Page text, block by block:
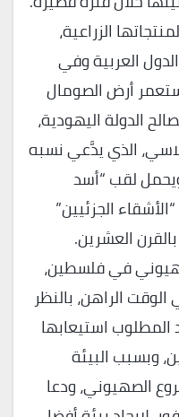
الزراعية،
العربية وفي
أرض الصومال
الدولة اليهودية،
الذي يدَّعي نسبه
لقب “أسد
الجزئيين”
العشرين.
في فلسطين،
الراهن، بالنظر
المطلوب استيعابها
وبسبب البيئة
الصهيوني، ودعا